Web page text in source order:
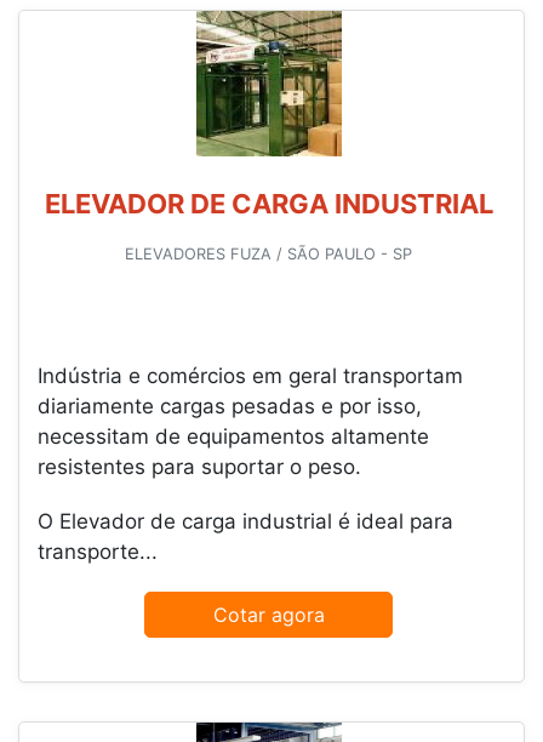
ELEVADOR DE CARGA INDUSTRIAL
ELEVADORES FUZA / SÃO PAULO - SP
Indústria e comércios em geral transportam
diariamente cargas pesadas e por isso,
necessitam de equipamentos altamente
resistentes para suportar o peso.
O Elevador de carga industrial é ideal para
transporte...
Cotar agora